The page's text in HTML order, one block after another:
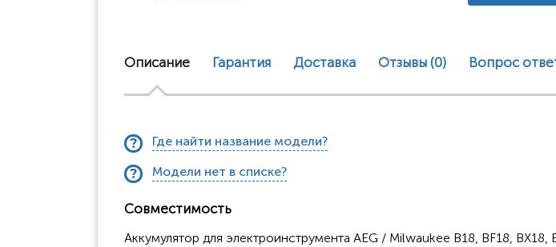
Описание Гарантия Доставка Отзывы (0) Вопрос
Где найти название модели?
Модели нет в списке?
Совместимость
Аккумулятор для электроинструмента AEG / Milwaukee B18, BF18, BX18,